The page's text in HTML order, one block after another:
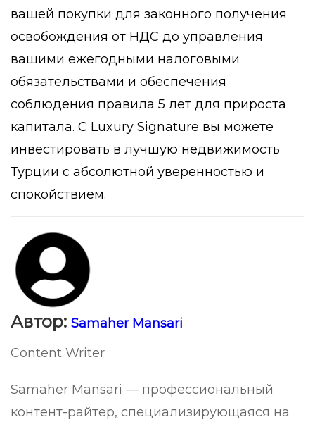
вашей покупки для законного получения
освобождения от НДС до управления
вашими ежегодными налоговыми
обязательствами и обеспечения
соблюдения правила 5 лет для прироста
капитала. С Luxury Signature вы можете
инвестировать в лучшую недвижимость
Турции с абсолютной уверенностью и
спокойствием.
Автор: Samaher Mansari
Content Writer
Samaher Mansari — профессиональный
контент-райтер, специализирующаяся на